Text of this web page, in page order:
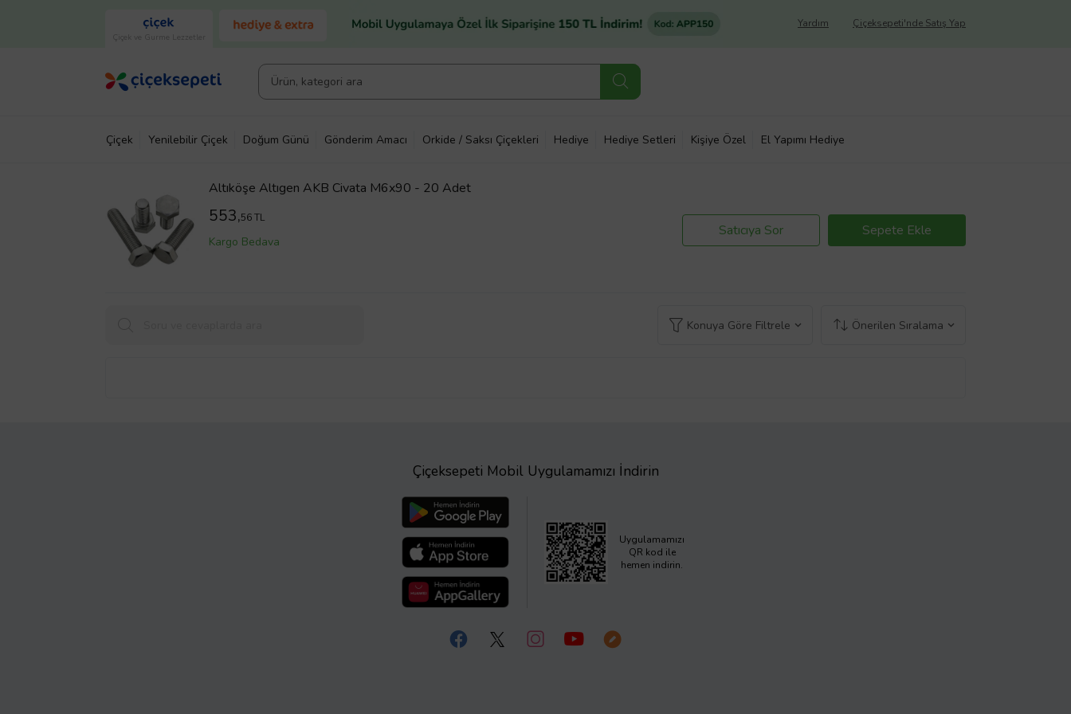
Çiçek ve Gurme Lezzetler
Çiçeksepeti'nde Satış Yap
Yardım
Çiçek Yenilebilir Çiçek Doğum Günü Gönderim Amacı Orkide / Saksı Çiçekleri Hediye Hediye Setleri Kişiye Özel El Yapımı Hediye
Altıköşe Altıgen AKB Civata M6x90 - 20 Adet
553,56 TL
Kargo Bedava
Satıcıya Sor Sepete Ekle
Konuya Göre Filtrele Önerilen Sıralama
Çiçeksepeti Mobil Uygulamamızı İndirin
Uygulamamızı
QR kod ile
hemen indirin.